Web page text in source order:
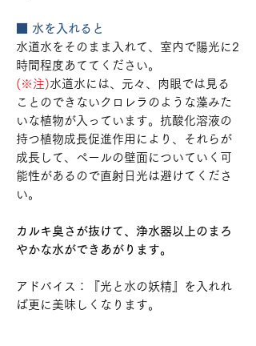
■ 水を入れると
水道水をそのまま入れて、室内で陽光に2
時間程度あててください。
(※注)水道水には、元々、肉眼では見る
ことのできないクロレラのような藻みた
いな植物が入っています。抗酸化溶液の
持つ植物成長促進作用により、それらが
成長して、ペールの壁面についていく可
能性があるので直射日光は避けてくださ
い。
カルキ臭さが抜けて、浄水器以上のまろ
やかな水ができあがります。
アドバイス：『光と水の妖精』を入れれ
ば更に美味しくなります。